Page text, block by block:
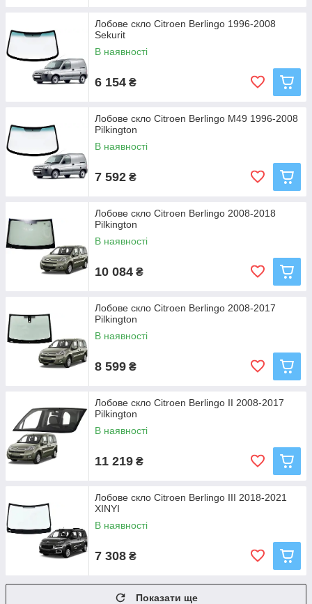
Лобове скло Citroen Berlingo 1996-2008
Sekurit
В наявності
6 154 ₴
Лобове скло Citroen Berlingo М49 1996-2008
Pilkington
В наявності
7 592 ₴
Лобове скло Citroen Berlingo 2008-2018
Pilkington
В наявності
10 084 ₴
Лобове скло Citroen Berlingo 2008-2017
Pilkington
В наявності
8 599 ₴
Лобове скло Citroen Berlingo II 2008-2017
Pilkington
В наявності
11 219 ₴
Лобове скло Citroen Berlingo ІІІ 2018-2021
XINYI
В наявності
7 308 ₴
Показати ще